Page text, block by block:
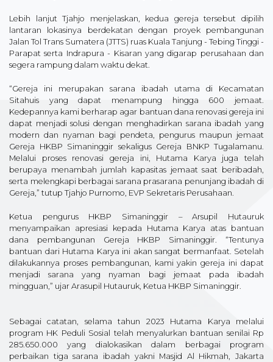
Lebih lanjut Tjahjo menjelaskan, kedua gereja tersebut dipilih
lantaran lokasinya berdekatan dengan proyek pembangunan
Jalan Tol Trans Sumatera (JTTS) ruas Kuala Tanjung - Tebing Tinggi -
Parapat serta Indrapura - Kisaran yang digarap perusahaan dan
segera rampung dalam waktu dekat.
“Gereja ini merupakan sarana ibadah utama di Kecamatan
Sitahuis yang dapat menampung hingga 600 jemaat.
Kedepannya kami berharap agar bantuan dana renovasi gereja ini
dapat menjadi solusi dengan menghadirkan sarana ibadah yang
modern dan nyaman bagi pendeta, pengurus maupun jemaat
Gereja HKBP Simaninggir sekaligus Gereja BNKP Tugalamanu.
Melalui proses renovasi gereja ini, Hutama Karya juga telah
berupaya menambah jumlah kapasitas jemaat saat beribadah,
serta melengkapi berbagai sarana prasarana penunjang ibadah di
Gereja,” tutup Tjahjo Purnomo, EVP Sekretaris Perusahaan.
Ketua pengurus HKBP Simaninggir – Arsupil Hutauruk
menyampaikan apresiasi kepada Hutama Karya atas bantuan
dana pembangunan Gereja HKBP Simaninggir. “Tentunya
bantuan dari Hutama Karya ini akan sangat bermanfaat. Setelah
dilakukannya proses pembangunan, kami yakin gereja ini dapat
menjadi sarana yang nyaman bagi jemaat pada ibadah
mingguan,” ujar Arasupil Hutauruk, Ketua HKBP Simaninggir.
Sebagai catatan, selama tahun 2023 Hutama Karya melalui
program HK Peduli Sosial telah menyalurkan bantuan senilai Rp
285.650.000 yang dialokasikan dalam berbagai program
perbaikan tiga sarana ibadah yakni Masjid Al Hikmah, Jakarta